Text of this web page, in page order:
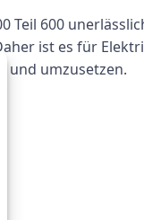
Teil 600
ist es für
und umzusetzen.